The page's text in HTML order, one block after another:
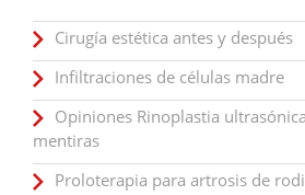
Cirugía estética antes y después
Infiltraciones de células madre
Opiniones Rinoplastia
mentiras
Proloterapia para artrosis de